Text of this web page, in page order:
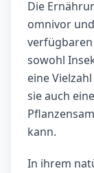
Die
omnivor
sowohl
eine
sie auch
kann.
In ihrem